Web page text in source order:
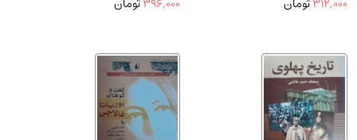
312,000تومان
396,000تومان